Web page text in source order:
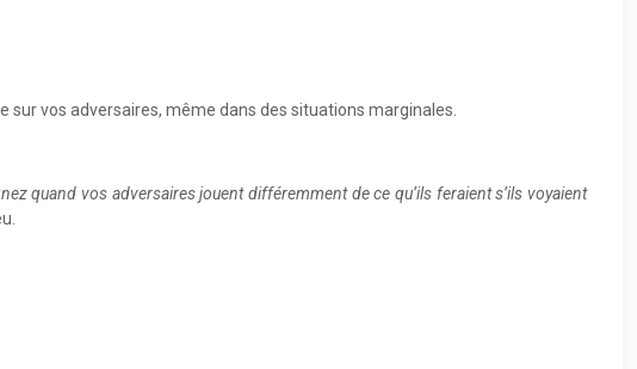
vos adversaires, même dans des situations marginales.
quand vos adversaires jouent différemment de ce qu’ils feraient s’ils voyaient